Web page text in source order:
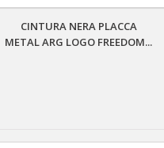
CINTURA NERA PLACCA
METAL ARG LOGO FREEDOM...